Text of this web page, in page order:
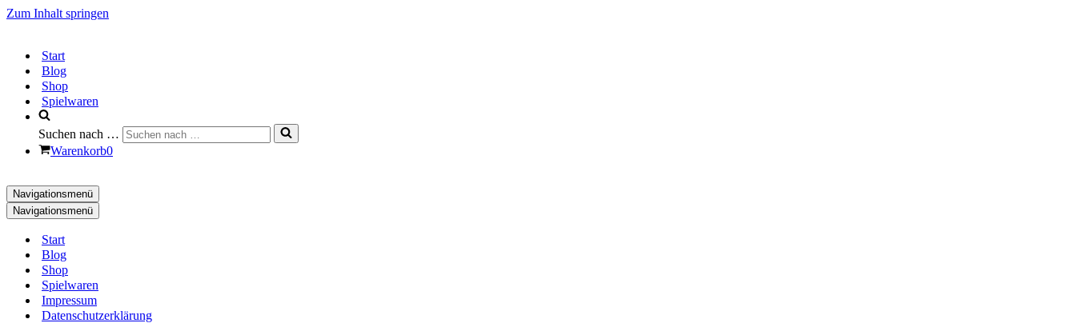
Zum Inhalt springen
Start
Blog
Shop
Spielwaren
Suchen nach …
Warenkorb0
Navigationsmenü
Navigationsmenü
Start
Blog
Shop
Spielwaren
Impressum
Datenschutzerklärung